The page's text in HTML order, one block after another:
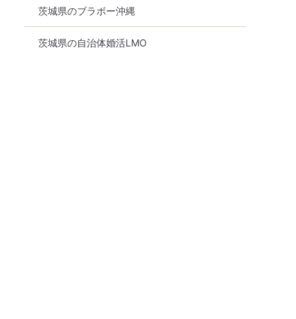
茨城県のブラボー沖縄
茨城県の自治体婚活LMO